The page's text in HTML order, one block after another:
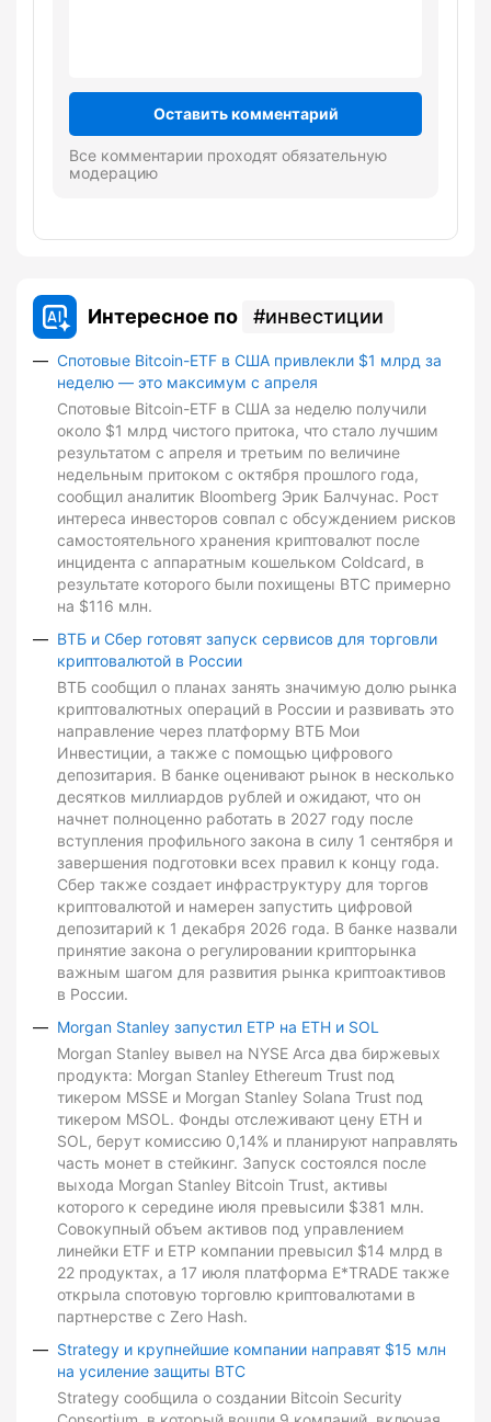
Оставить комментарий
Все комментарии проходят обязательную
модерацию
Интересное по инвестиции
Спотовые Bitcoin-ETF в США привлекли $1 млрд за
неделю — это максимум с апреля
Спотовые Bitcoin-ETF в США за неделю получили
около $1 млрд чистого притока, что стало лучшим
результатом с апреля и третьим по величине
недельным притоком с октября прошлого года,
сообщил аналитик Bloomberg Эрик Балчунас. Рост
интереса инвесторов совпал с обсуждением рисков
самостоятельного хранения криптовалют после
инцидента с аппаратным кошельком Coldcard, в
результате которого были похищены BTC примерно
на $116 млн.
ВТБ и Сбер готовят запуск сервисов для торговли
криптовалютой в России
ВТБ сообщил о планах занять значимую долю рынка
криптовалютных операций в России и развивать это
направление через платформу ВТБ Мои
Инвестиции, а также с помощью цифрового
депозитария. В банке оценивают рынок в несколько
десятков миллиардов рублей и ожидают, что он
начнет полноценно работать в 2027 году после
вступления профильного закона в силу 1 сентября и
завершения подготовки всех правил к концу года.
Сбер также создает инфраструктуру для торгов
криптовалютой и намерен запустить цифровой
депозитарий к 1 декабря 2026 года. В банке назвали
принятие закона о регулировании крипторынка
важным шагом для развития рынка криптоактивов
в России.
Morgan Stanley запустил ETP на ETH и SOL
Morgan Stanley вывел на NYSE Arca два биржевых
продукта: Morgan Stanley Ethereum Trust под
тикером MSSE и Morgan Stanley Solana Trust под
тикером MSOL. Фонды отслеживают цену ETH и
SOL, берут комиссию 0,14% и планируют направлять
часть монет в стейкинг. Запуск состоялся после
выхода Morgan Stanley Bitcoin Trust, активы
которого к середине июля превысили $381 млн.
Совокупный объем активов под управлением
линейки ETF и ETP компании превысил $14 млрд в
22 продуктах, а 17 июля платформа E*TRADE также
открыла спотовую торговлю криптовалютами в
партнерстве с Zero Hash.
Strategy и крупнейшие компании направят $15 млн
на усиление защиты BTC
Strategy сообщила о создании Bitcoin Security